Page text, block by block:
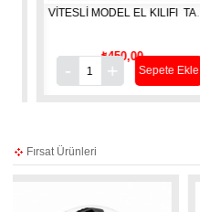
VİTESLİ MODEL EL KILIFI  TAKIM
₺450,00
Sepete Ekle
Fırsat Ürünleri